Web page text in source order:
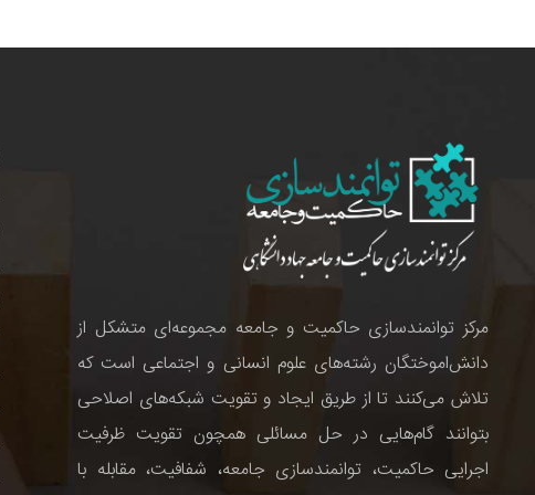
مرکز توانمندسازی حاکمیت و جامعه مجموعه‌ای متشکل از
دانش‌اموختگان رشته‌های علوم انسانی و اجتماعی است که
تلاش می‌کنند تا از طریق ایجاد و تقویت شبکه‌های اصلاحی
بتوانند گام‌هایی در حل مسائلی همچون تقویت ظرفیت
اجرایی حاکمیت، توانمندسازی جامعه، شفافیت، مقابله با